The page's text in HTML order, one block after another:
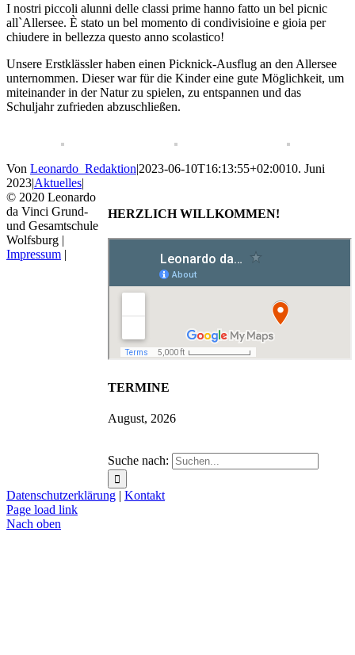
I nostri piccoli alunni delle classi prime hanno fatto un bel picnic
all`Allersee. È stato un bel momento di condivisioine e gioia per
chiudere in bellezza questo anno scolastico!
Unsere Erstklässler haben einen Picknick-Ausflug an den Allersee
unternommen. Dieser war für die Kinder eine gute Möglichkeit, um
miteinander in der Natur zu spielen, zu entspannen und das
Schuljahr zufrieden abzuschließen.
Von Leonardo_Redaktion|2023-06-10T16:13:55+02:0010. Juni
2023|Aktuelles|
HERZLICH WILLKOMMEN!
TERMINE
August, 2026
Suche nach:
© 2020 Leonardo
da Vinci Grund-
und Gesamtschule
Wolfsburg |
Impressum |
Datenschutzerklärung | Kontakt
Page load link
Nach oben